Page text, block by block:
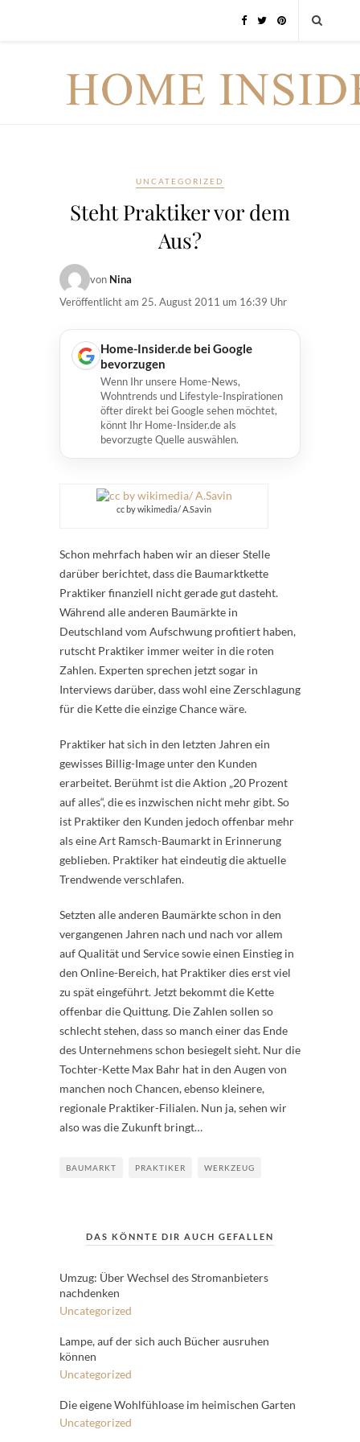
UNCATEGORIZED
Steht Praktiker vor dem
Aus?
von Nina
Veröffentlicht am 25. August 2011 um 16:39 Uhr
Home-Insider.de bei Google
bevorzugen
Wenn Ihr unsere Home-News,
Wohntrends und Lifestyle-Inspirationen
öfter direkt bei Google sehen möchtet,
könnt Ihr Home-Insider.de als
bevorzugte Quelle auswählen.
cc by wikimedia/ A.Savin
Schon mehrfach haben wir an dieser Stelle
darüber berichtet, dass die Baumarktkette
Praktiker finanziell nicht gerade gut dasteht.
Während alle anderen Baumärkte in
Deutschland vom Aufschwung profitiert haben,
rutscht Praktiker immer weiter in die roten
Zahlen. Experten sprechen jetzt sogar in
Interviews darüber, dass wohl eine Zerschlagung
für die Kette die einzige Chance wäre.
Praktiker hat sich in den letzten Jahren ein
gewisses Billig-Image unter den Kunden
erarbeitet. Berühmt ist die Aktion „20 Prozent
auf alles“, die es inzwischen nicht mehr gibt. So
ist Praktiker den Kunden jedoch offenbar mehr
als eine Art Ramsch-Baumarkt in Erinnerung
geblieben. Praktiker hat eindeutig die aktuelle
Trendwende verschlafen.
Setzten alle anderen Baumärkte schon in den
vergangenen Jahren nach und nach vor allem
auf Qualität und Service sowie einen Einstieg in
den Online-Bereich, hat Praktiker dies erst viel
zu spät eingeführt. Jetzt bekommt die Kette
offenbar die Quittung. Die Zahlen sollen so
schlecht stehen, dass so manch einer das Ende
des Unternehmens schon besiegelt sieht. Nur die
Tochter-Kette Max Bahr hat in den Augen von
manchen noch Chancen, ebenso kleinere,
regionale Praktiker-Filialen. Nun ja, sehen wir
also was die Zukunft bringt…
BAUMARKT PRAKTIKER WERKZEUG
DAS KÖNNTE DIR AUCH GEFALLEN
Umzug: Über Wechsel des Stromanbieters
nachdenken
Uncategorized
Lampe, auf der sich auch Bücher ausruhen
können
Uncategorized
Die eigene Wohlfühloase im heimischen Garten
Uncategorized